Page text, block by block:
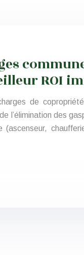
ROI
de
l’élimination des